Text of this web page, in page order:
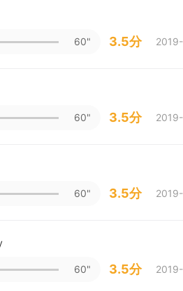
60" 3.5分
60" 3.5分
60" 3.5分
60" 3.5分